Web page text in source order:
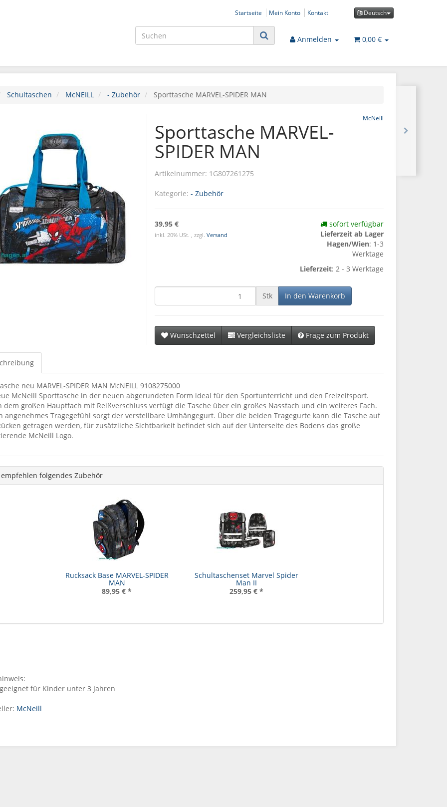
Deutsch
Startseite Mein Konto Kontakt
Anmelden 0,00 €
Schultaschen McNEILL - Zubehör Sporttasche MARVEL-SPIDER MAN
McNeill
Sporttasche MARVEL-
SPIDER MAN
Artikelnummer: 1G807261275
Kategorie: - Zubehör
39,95 €
inkl. 20% USt. , zzgl. Versand
sofort verfügbar
Lieferzeit ab Lager
Hagen/Wien: 1-3
Werktage
Lieferzeit: 2 - 3 Werktage
Stk In den Warenkorb
Wunschzettel Vergleichsliste Frage zum Produkt
neu MARVEL-SPIDER MAN McNEILL 9108275000
McNeill Sporttasche in der neuen abgerundeten Form ideal für den Sportunterricht und den Freizeitsport.
dem großen Hauptfach mit Reißverschluss verfügt die Tasche über ein großes Nassfach und ein weiteres Fach.
angenehmes Tragegefühl sorgt der verstellbare Umhängegurt. Über die beiden Tragegurte kann die Tasche auf
getragen werden, für zusätzliche Sichtbarkeit befindet sich auf der Unterseite des Bodens das große
McNeill Logo.
folgendes Zubehör
Rucksack Base MARVEL-SPIDER
MAN
89,95 € *
Schultaschenset Marvel Spider
Man II
259,95 € *
für Kinder unter 3 Jahren
McNeill